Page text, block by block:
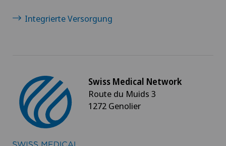
Integrierte Versorgung
Swiss Medical Network
Route du Muids 3
1272 Genolier